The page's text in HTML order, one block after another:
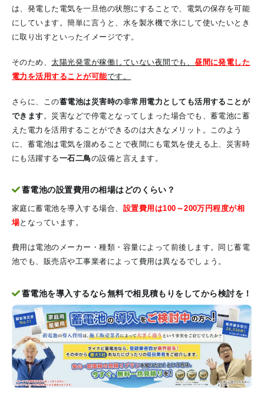
は、発電した電気を一旦他の状態にすることで、電気の保存を可能
にしています。簡単に言うと、水を製氷機で氷にして使いたいとき
に取り出すといったイメージです。
そのため、太陽光発電が稼働していない夜間でも、昼間に発電した
電力を活用することが可能です。
さらに、この蓄電池は災害時の非常用電力としても活用することが
できます 。災害などで停電となってしまった場合でも、蓄電池に蓄
えた電力を活用することができるのは大きなメリット。このよう
に、蓄電池は電気を溜めることで夜間にも電気を使える上、災害時
にも活躍する一石二鳥の設備と言えます。
蓄電池の設置費用の相場はどのくらい？
家庭に蓄電池を導入する場合、 設置費用は100～200万円程度が相
場となっています。
費用は電池のメーカー・種類・容量によって前後します。同じ蓄電
池でも、販売店や工事業者によって費用は異なるでしょう。
蓄電池を導入するなら無料で相見積もりをしてから検討を！